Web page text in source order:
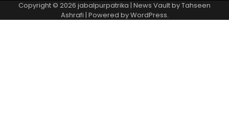
Copyright © 2026 jabalpurpatrika | News Vault byTahseen
Ashrafi | Powered byWordPress.